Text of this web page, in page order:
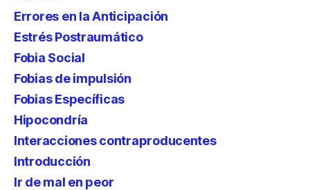
Errores en la Anticipación
Estrés Postraumático
Fobia Social
Fobias de impulsión
Fobias Específicas
Hipocondría
Interacciones contraproducentes
Introducción
Ir de mal en peor